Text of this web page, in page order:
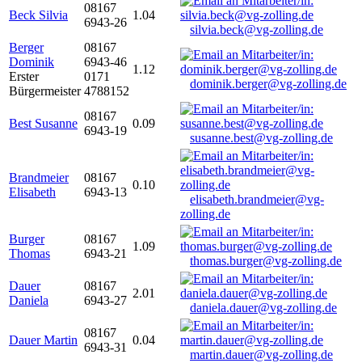
Beck Silvia
08167
6943-26
1.04
silvia.beck@vg-zolling.de
Berger
Dominik
Erster
Bürgermeister
08167
6943-46
0171
4788152
1.12
dominik.berger@vg-zolling.de
Best Susanne
08167
6943-19
0.09
susanne.best@vg-zolling.de
Brandmeier
Elisabeth
08167
6943-13
0.10
elisabeth.brandmeier@vg-
zolling.de
Burger
Thomas
08167
6943-21
1.09
thomas.burger@vg-zolling.de
Dauer
Daniela
08167
6943-27
2.01
daniela.dauer@vg-zolling.de
Dauer Martin
08167
6943-31
0.04
martin.dauer@vg-zolling.de